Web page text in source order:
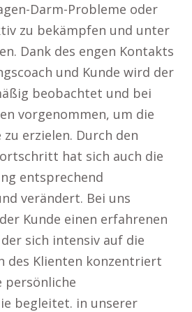
Darm-Probleme oder
zu bekämpfen und unter
Dank des engen Kontakts
und Kunde wird der
beobachtet und bei
vorgenommen, um die
erzielen. Durch den
hat sich auch die
entsprechend
verändert. Bei uns
Kunde einen erfahrenen
sich intensiv auf die
des Klienten konzentriert
persönliche
begleitet. in unserer